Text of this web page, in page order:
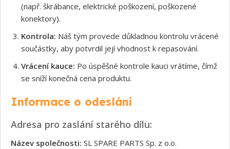
(např. škrábance, elektrické poškození, poškozené
konektory).
Kontrola: Náš tým provede důkladnou kontrolu vrácené
součástky, aby potvrdil její vhodnost k repasování.
Vrácení kauce: Po úspěšné kontrole kauci vrátíme, čímž
se sníží konečná cena produktu.
Informace o odeslání
Adresa pro zaslání starého dílu:
Název společnosti: SL SPARE PARTS Sp. z o.o.